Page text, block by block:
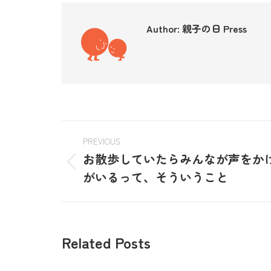
Author: 親子の日 Press
PREVIOUS
お散歩していたらみんなが声をか
がいるって、そういうこと
Related Posts